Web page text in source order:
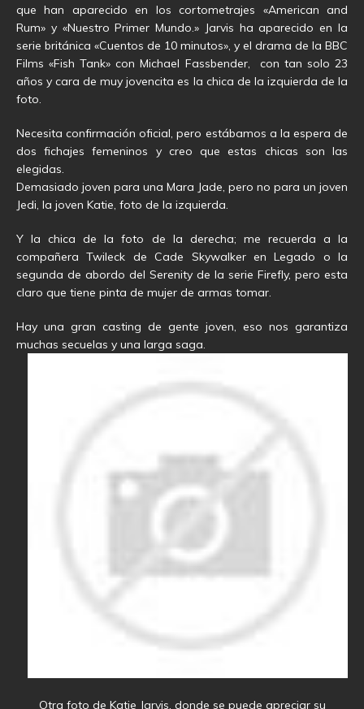
que han aparecido en los cortometrajes «American and
Rum» y «Nuestro Primer Mundo.» Jarvis ha aparecido en la
serie británica «Cuentos de 10 minutos», y el drama de la BBC
Films «Fish Tank» con Michael Fassbender, con tan solo 23
años y cara de muy jovencita es la chica de la izquierda de la
foto.
Necesita confirmación oficial, pero estábamos a la espera de
dos fichajes femeninos y creo que estas chicas son las
elegidas.
Demasiado joven para una Mara Jade, pero no para un joven
Jedi, la joven Katie, foto de la izquierda.
Y la chica de la foto de la derecha; me recuerda a la
compañera Twileck de Cade Skywalker en Legado o la
segunda de abordo del Serenity de la serie Firefly, pero esta
claro que tiene pinta de mujer de armas tomar.
Hay una gran casting de gente joven, eso nos garantiza
muchas secuelas y una larga saga.
Otra foto de Katie Jarvis, donde se puede apreciar su